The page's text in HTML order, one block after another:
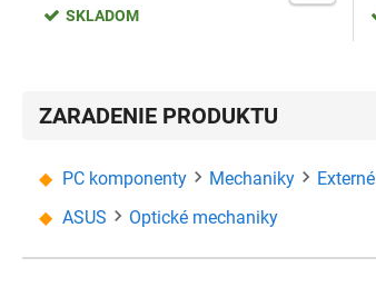
SKLADOM
ZARADENIE PRODUKTU
PC komponenty Mechaniky Externé
ASUS
Optické mechaniky